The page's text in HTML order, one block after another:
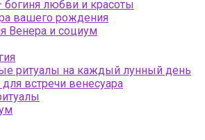
богиня любви и красоты
вашего рождения
Венера и социум
ритуалы на каждый лунный день
встречи венесуара